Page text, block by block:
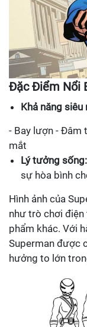
Đặc Điểm Nổi
Khả năng siêu
- Bay lượn - Đâm
mắt
Lý tưởng sống:
sự hòa bình
Hình ảnh của
như trò chơi điện
phẩm khác. Với
Superman được
hưởng to lớn